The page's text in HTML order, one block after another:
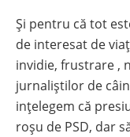
Și pentru că tot
de interesat de
invidie, frustrare ,
jurnaliștilor de
ințelegem că
roșu de PSD, dar